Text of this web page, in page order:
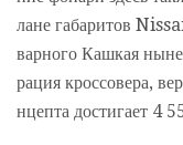
лане габаритов
варного Кашкая
рация кроссовера,
нцепта достигает 4